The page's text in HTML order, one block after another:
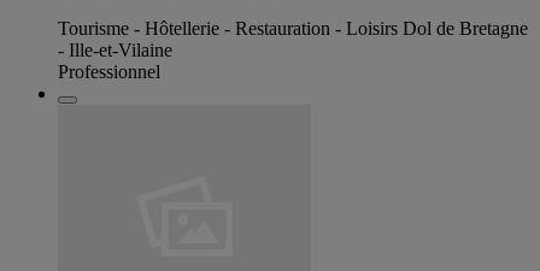
Tourisme - Hôtellerie - Restauration - Loisirs Dol de Bretagne
- Ille-et-Vilaine
Professionnel